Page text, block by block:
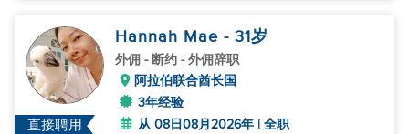
直接聘用
Hannah Mae - 31岁
外佣 - 断约 - 外佣辞职
阿拉伯联合酋长国
3年经验
从 08日08月2026年 | 全职